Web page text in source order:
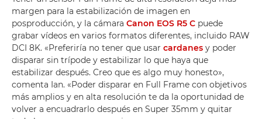
margen para la estabilización de imagen en
posproducción, y la cámara Canon EOS R5 C puede
grabar vídeos en varios formatos diferentes, incluido RAW
DCI 8K. «Preferiría no tener que usar cardanes y poder
disparar sin trípode y estabilizar lo que haya que
estabilizar después. Creo que es algo muy honesto»,
comenta Ian. «Poder disparar en Full Frame con objetivos
más amplios y en alta resolución te da la oportunidad de
volver a encuadrarlo después en Super 35mm y quitar